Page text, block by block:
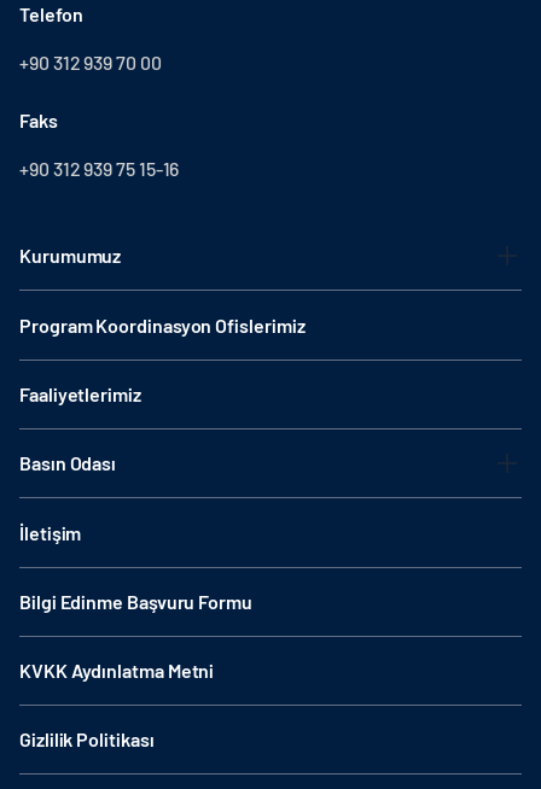
Telefon
+90 312 939 70 00
Faks
+90 312 939 75 15-16
Kurumumuz
Program Koordinasyon Ofislerimiz
Faaliyetlerimiz
Basın Odası
İletişim
Bilgi Edinme Başvuru Formu
KVKK Aydınlatma Metni
Gizlilik Politikası